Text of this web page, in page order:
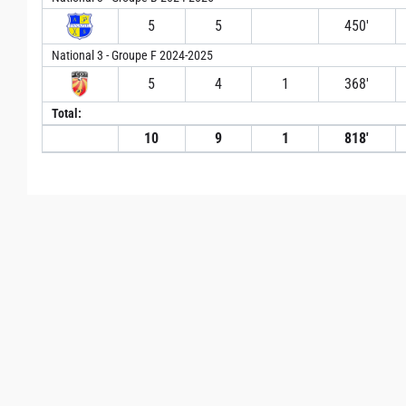
5 5 450′
National 3 - Groupe F 2024-2025
5 4 1 368′
Total:
10 9 1 818′